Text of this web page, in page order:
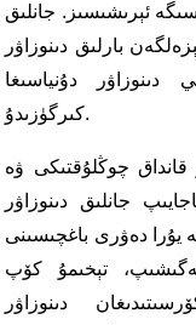
ئېرىشىسىز. جانلىق
بارلىق دىنوزاۋر
دىنوزاۋر دۇنياسىغا
كىرگۈزىدۇ.
قانداق چوڭلۇقتىكى ۋە
جانلىق دىنوزاۋر
يۇرا دەۋرى باغچىسىنى
تېخىمۇ كۆپ
دىنوزاۋر